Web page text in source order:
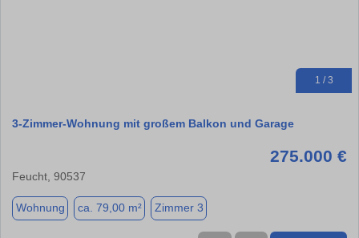
1 / 3
3-Zimmer-Wohnung mit großem Balkon und Garage
275.000 €
Feucht, 90537
Wohnung ca. 79,00 m² Zimmer 3